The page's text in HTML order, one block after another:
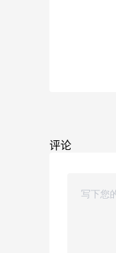
评论